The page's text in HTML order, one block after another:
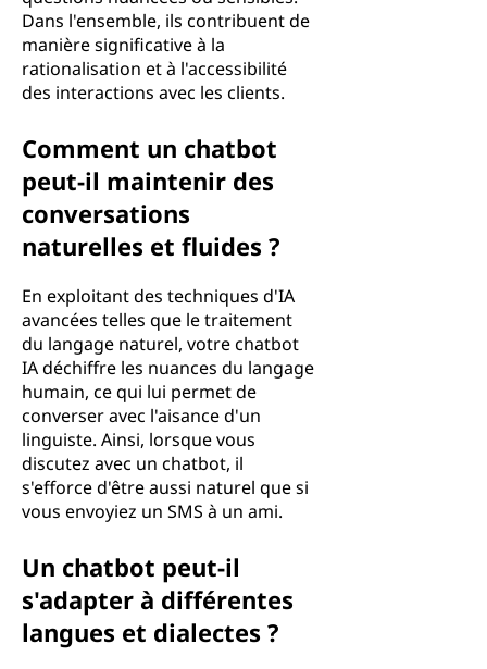
Dans l'ensemble, ils contribuent de
manière significative à la
rationalisation et à l'accessibilité
des interactions avec les clients.
Comment un chatbot
peut-il maintenir des
conversations
naturelles et fluides ?
En exploitant des techniques d'IA
avancées telles que le traitement
du langage naturel, votre chatbot
IA déchiffre les nuances du langage
humain, ce qui lui permet de
converser avec l'aisance d'un
linguiste. Ainsi, lorsque vous
discutez avec un chatbot, il
s'efforce d'être aussi naturel que si
vous envoyiez un SMS à un ami.
Un chatbot peut-il
s'adapter à différentes
langues et dialectes ?